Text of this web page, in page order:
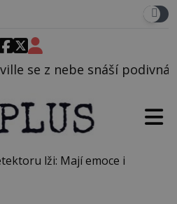
rosolovitá látka
lži: Mají emoce i